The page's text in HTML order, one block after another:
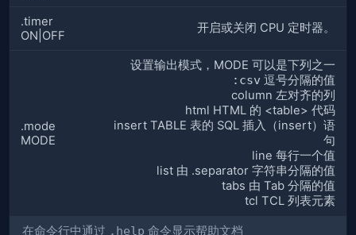
.timer
ON|OFF
开启或关闭 CPU 定时器。
.mode
MODE
设置输出模式，MODE 可以是下列之一
:csv 逗号分隔的值
column 左对齐的列
html HTML 的 <table> 代码
insert TABLE 表的 SQL 插入（insert）语
句
line 每行一个值
list 由 .separator 字符串分隔的值
tabs 由 Tab 分隔的值
tcl TCL 列表元素
在命令行中通过 .help 命令显示帮助文档